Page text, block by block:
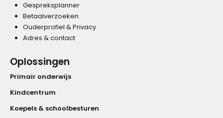
Gespreksplanner
Betaalverzoeken
Ouderprofiel & Privacy
Adres & contact
Oplossingen
Primair onderwijs
Kindcentrum
Koepels & schoolbesturen